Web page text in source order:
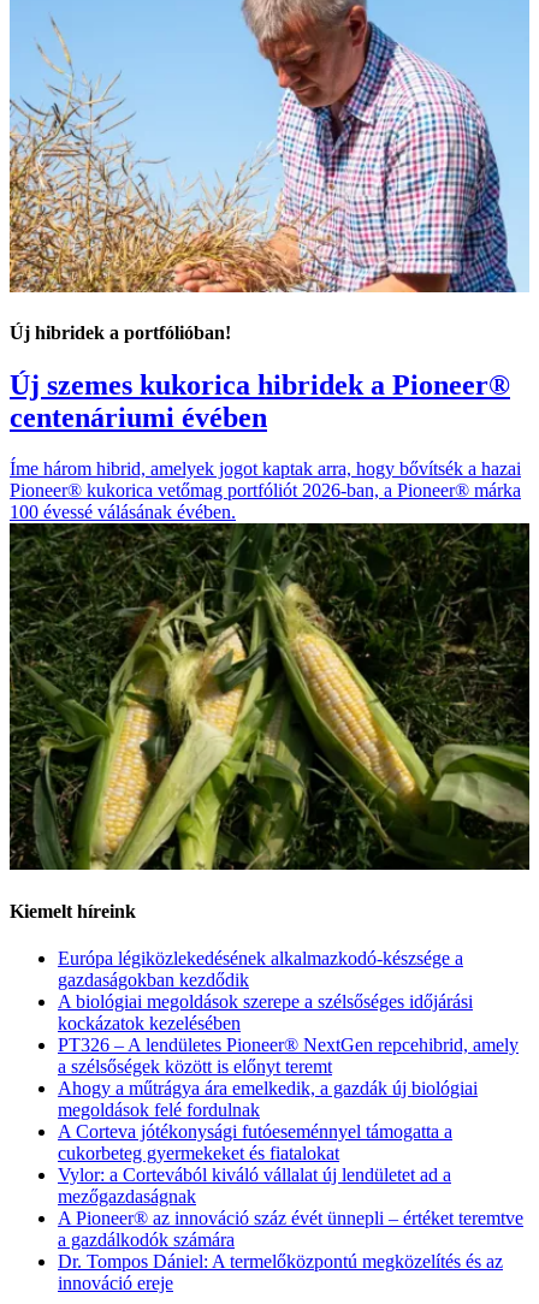
Új hibridek a portfólióban!
Új szemes kukorica hibridek a Pioneer®
centenáriumi évében
Íme három hibrid, amelyek jogot kaptak arra, hogy bővítsék a hazai
Pioneer® kukorica vetőmag portfóliót 2026-ban, a Pioneer® márka
100 évessé válásának évében.
Kiemelt híreink
Európa légiközlekedésének alkalmazkodó-készsége a
gazdaságokban kezdődik
A biológiai megoldások szerepe a szélsőséges időjárási
kockázatok kezelésében
PT326 – A lendületes Pioneer® NextGen repcehibrid, amely
a szélsőségek között is előnyt teremt
Ahogy a műtrágya ára emelkedik, a gazdák új biológiai
megoldások felé fordulnak
A Corteva jótékonysági futóeseménnyel támogatta a
cukorbeteg gyermekeket és fiatalokat
Vylor: a Cortevából kiváló vállalat új lendületet ad a
mezőgazdaságnak
A Pioneer® az innováció száz évét ünnepli – értéket teremtve
a gazdálkodók számára
Dr. Tompos Dániel: A termelőközpontú megközelítés és az
innováció ereje